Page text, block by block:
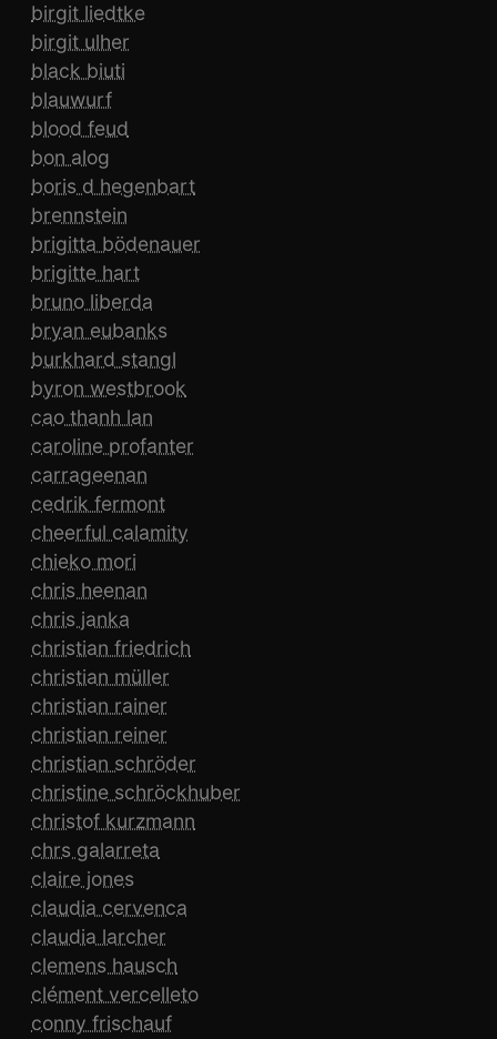
birgit liedtke
birgit ulher
black biuti
blauwurf
blood feud
bon alog
boris d hegenbart
brennstein
brigitta bödenauer
brigitte hart
bruno liberda
bryan eubanks
burkhard stangl
byron westbrook
cao thanh lan
caroline profanter
carrageenan
cedrik fermont
cheerful calamity
chieko mori
chris heenan
chris janka
christian friedrich
christian müller
christian rainer
christian reiner
christian schröder
christine schröckhuber
christof kurzmann
chrs galarreta
claire jones
claudia cervenca
claudia larcher
clemens hausch
clément vercelleto
conny frischauf